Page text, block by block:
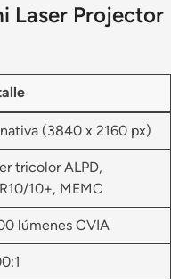
Laser Projector
(3840 x 2160 px)
tricolor ALPD,
10+, MEMC
lúmenes CVIA